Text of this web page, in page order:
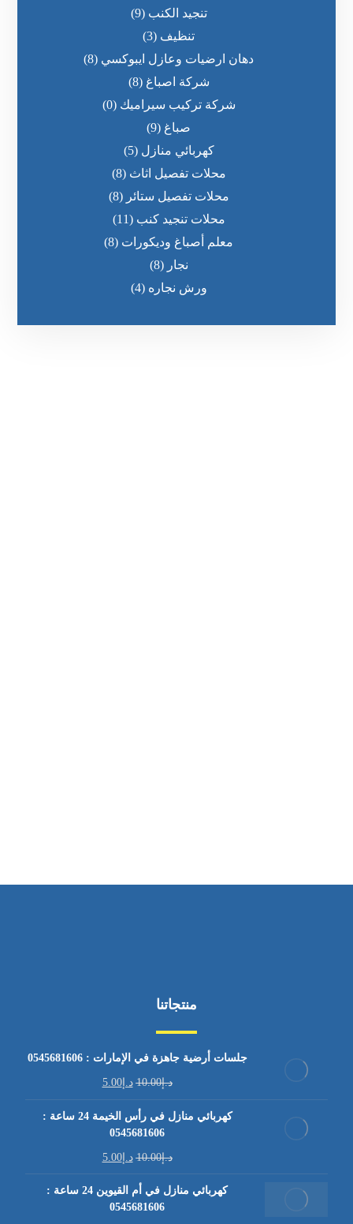
تنجيد الكنب (9)
تنظيف (3)
دهان ارضيات وعازل ايبوكسي (8)
شركة اصباغ (8)
شركة تركيب سيراميك (0)
صباغ (9)
كهربائي منازل (5)
محلات تفصيل اثاث (8)
محلات تفصيل ستائر (8)
محلات تنجيد كنب (11)
معلم أصباغ وديكورات (8)
نجار (8)
ورش نجاره (4)
منتجاتنا
جلسات أرضية جاهزة في الإمارات : 0545681606
د.إ10.00 د.إ5.00
كهربائي منازل في رأس الخيمة 24 ساعة :
0545681606
د.إ10.00 د.إ5.00
كهربائي منازل في أم القيوين 24 ساعة :
0545681606